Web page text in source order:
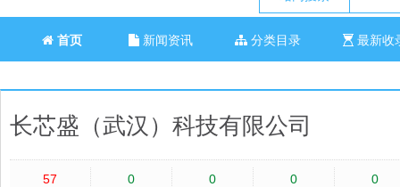
首页 新闻资讯 分类目录 最新收
长芯盛（武汉）科技有限公司
57
0
0
0
0